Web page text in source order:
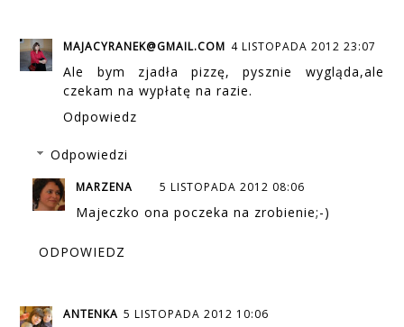
MAJACYRANEK@GMAIL.COM 4 LISTOPADA 2012 23:07
Ale bym zjadła pizzę, pysznie wygląda,ale
czekam na wypłatę na razie.
Odpowiedz
Odpowiedzi
MARZENA 5 LISTOPADA 2012 08:06
Majeczko ona poczeka na zrobienie;-)
ODPOWIEDZ
ANTENKA 5 LISTOPADA 2012 10:06